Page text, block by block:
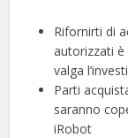
Rifornirti di
autorizzati è
valga
Parti
saranno
iRobot